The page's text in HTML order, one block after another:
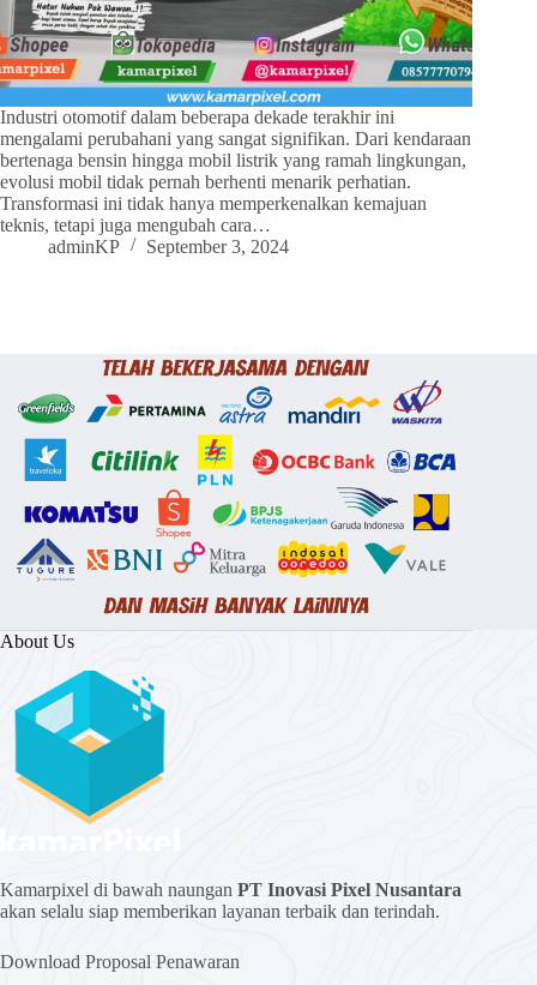
Industri otomotif dalam beberapa dekade terakhir ini
mengalami perubahani yang sangat signifikan. Dari kendaraan
bertenaga bensin hingga mobil listrik yang ramah lingkungan,
evolusi mobil tidak pernah berhenti menarik perhatian.
Transformasi ini tidak hanya memperkenalkan kemajuan
teknis, tetapi juga mengubah cara…
adminKP
September 3, 2024
About Us
Kamarpixel di bawah naungan PT Inovasi Pixel Nusantara
akan selalu siap memberikan layanan terbaik dan terindah.
Download Proposal Penawaran